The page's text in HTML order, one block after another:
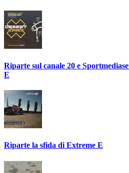
Riparte sul canale 20 e
E
Riparte la sfida di Extreme E